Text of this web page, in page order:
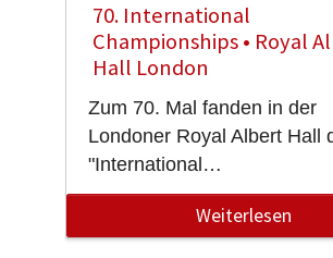
70. International
Championships • Royal
Hall London
Zum 70. Mal fanden in der
Londoner Royal Albert Hall
"International…
Weiterlesen